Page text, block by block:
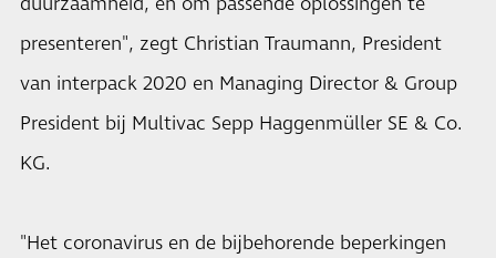
presenteren", zegt Christian Traumann, President
van interpack 2020 en Managing Director & Group
President bij Multivac Sepp Haggenmüller SE & Co.
KG.
"Het coronavirus en de bijbehorende beperkingen